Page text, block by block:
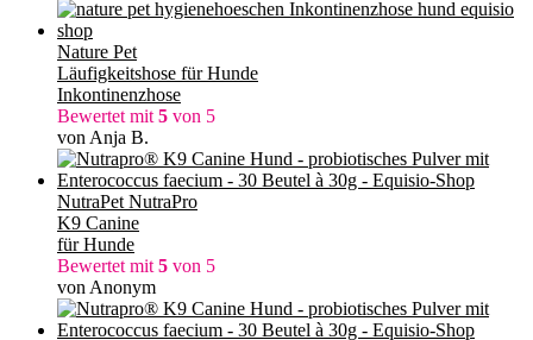
Nature Pet
Läufigkeitshose für Hunde
Inkontinenzhose
Bewertet mit 5 von 5
von Anja B.
NutraPet NutraPro
K9 Canine
für Hunde
Bewertet mit 5 von 5
von Anonym